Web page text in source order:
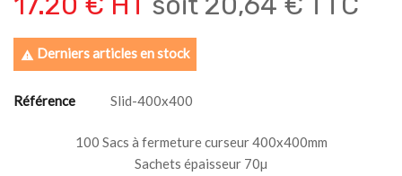
 Derniers articles en stock
Référence Slid-400x400
100 Sacs à fermeture curseur 400x400mm
Sachets épaisseur 70µ